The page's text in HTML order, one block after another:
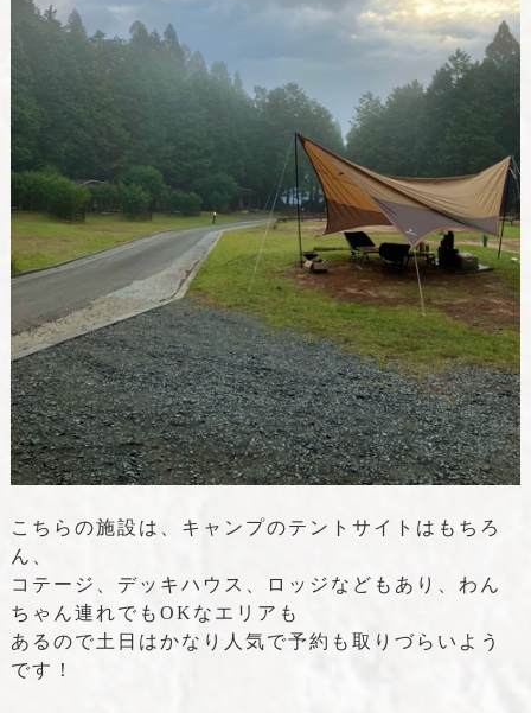
こちらの施設は、キャンプのテントサイトは もちろ
ん、
コテージ、デッキハウス、ロッジなどもあり、わん
ちゃん連れでもOKなエリアも
あるので土日はかなり人気で予約も 取りづらいよう
です！